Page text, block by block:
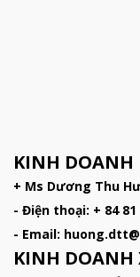
KINH
+ Ms Dương Thu
- Điện thoại: + 84 81
- Email:
KINH DOANH